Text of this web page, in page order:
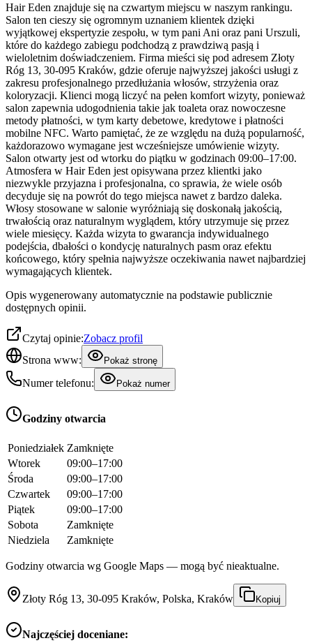
Hair Eden znajduje się na czwartym miejscu w naszym rankingu.
Salon ten cieszy się ogromnym uznaniem klientek dzięki
wyjątkowej ekspertyzie zespołu, w tym pani Ani oraz pani Urszuli,
które do każdego zabiegu podchodzą z prawdziwą pasją i
wieloletnim doświadczeniem. Firma mieści się pod adresem Złoty
Róg 13, 30-095 Kraków, gdzie oferuje najwyższej jakości usługi z
zakresu profesjonalnego przedłużania włosów, strzyżenia oraz
koloryzacji. Klienci mogą liczyć na pełen komfort wizyty, ponieważ
salon zapewnia udogodnienia takie jak toaleta oraz nowoczesne
metody płatności, w tym karty debetowe, kredytowe i płatności
mobilne NFC. Warto pamiętać, że ze względu na dużą popularność,
każdorazowo wymagane jest wcześniejsze umówienie wizyty.
Salon otwarty jest od wtorku do piątku w godzinach 09:00–17:00.
Atmosfera w Hair Eden jest opisywana przez klientki jako
niezwykle przyjazna i profesjonalna, co sprawia, że wiele osób
decyduje się na powrót do tego miejsca nawet z bardzo daleka.
Włosy stosowane w salonie wyróżniają się doskonałą jakością,
trwałością oraz naturalnym wyglądem, który utrzymuje się przez
wiele miesięcy. Każda wizyta to gwarancja indywidualnego
podejścia, dbałości o kondycję naturalnych pasm oraz efektu
końcowego, który spełnia najwyższe oczekiwania nawet najbardziej
wymagających klientek.
Opis wygenerowany automatycznie na podstawie publicznie
dostępnych opinii.
Czytaj opinie:Zobacz profil
Strona www:
Pokaż stronę
Numer telefonu: Pokaż numer
Godziny otwarcia
Poniedziałek Zamknięte
Wtorek
09:00–17:00
Środa
09:00–17:00
Czwartek
09:00–17:00
Piątek
09:00–17:00
Sobota
Zamknięte
Niedziela
Zamknięte
Godziny otwarcia wg Google Maps — mogą być nieaktualne.
Złoty Róg 13, 30-095 Kraków, Polska, Kraków Kopiuj
Najczęściej doceniane: